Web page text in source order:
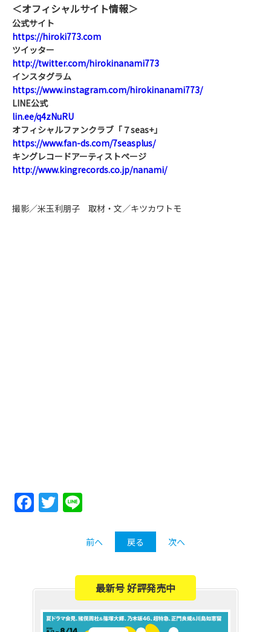
＜オフィシャルサイト情報＞
公式サイト
https://hiroki773.com
ツイッター
http://twitter.com/hirokinanami773
インスタグラム
https://www.instagram.com/hirokinanami773/
LINE公式
lin.ee/q4zNuRU
オフィシャルファンクラブ「７seas+」
https://www.fan-ds.com/7seasplus/
キングレコードアーティストページ
http://www.kingrecords.co.jp/nanami/
撮影／米玉利朋子 取材・文／キツカワトモ
Facebook
Twitter
前へ 戻る 次へ
最新号 好評発売中